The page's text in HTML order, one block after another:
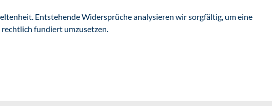
Entstehende Widersprüche analysieren wir sorgfältig, um eine
fundiert umzusetzen.